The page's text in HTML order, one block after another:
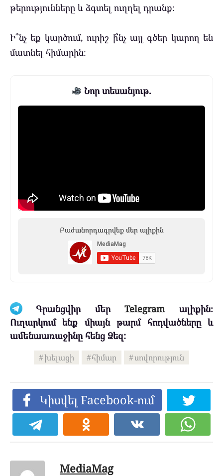
թերությունները և ձգտել ուղղել դրանք։
Ի՞նչ եք կարծում, ուրիշ ի՞նչ այլ գծեր կարող են
մատնել հիմարին։
Նոր տեսանյութ.
Բաժանորդագրվեք մեր ալիքին
Գրանցվիր մերTelegramալիքին։
Ուղարկում ենք միայն թարմ հոդվածները և
ամենաառաջինը հենց Ձեզ:
խելացի հիմար սովորություն
Կիսվել Facebook-ում
MediaMag